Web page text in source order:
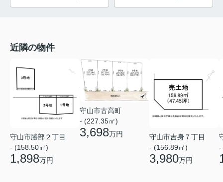
近隣の物件
守山市勝部２丁目
- (158.50㎡)
1,898万円
守山市古高町
- (227.35㎡)
3,698万円
守山市吉身７丁目
- (156.89㎡)
3,980万円
-